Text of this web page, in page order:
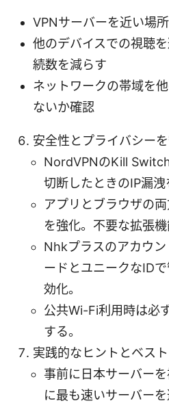
VPNサーバーを近い場
他のデバイスでの視聴
続数を減らす
ネットワークの帯域を
ないか確認
安全性とプライバシー
NordVPNのKill
切断したときのIP漏洩
アプリとブラウザの
を強化。不要な拡張機
Nhkプラスのアカウ
ードとユニークなID
効化。
公共Wi-Fi利用時は必
する。
実践的なヒントとベス
事前に日本サーバー
に最も速いサーバーを